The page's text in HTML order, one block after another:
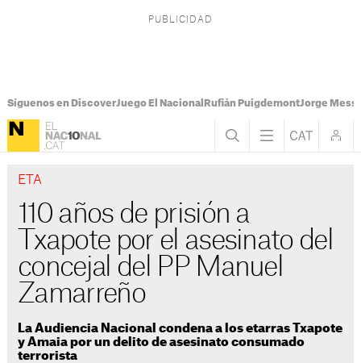
Síguenos en DiscoverJuego El Nacional Rufián PuigdemontJorge Messi
ETA
110 años de prisión a
Txapote por el asesinato del
concejal del PP Manuel
Zamarreño
La Audiencia Nacional condena a los etarras Txapote
y Amaia por un delito de asesinato consumado
terrorista